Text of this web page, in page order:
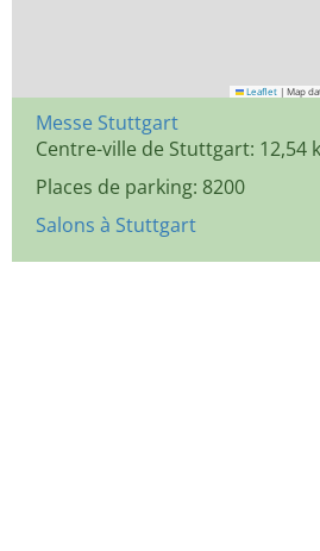
Leaflet | Map
Messe Stuttgart
Centre-ville de Stuttgart: 12,54
Places de parking: 8200
Salons à Stuttgart